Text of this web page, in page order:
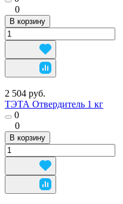
0
В корзину
2 504 руб.
ТЭТА Отвердитель 1 кг
0
0
В корзину